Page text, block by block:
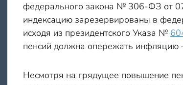
федерального закона № 306-ФЗ от
индексацию зарезервированы в
исходя из президентского Указа №
пенсий должна опережать инфляцию
Несмотря на грядущее повышение